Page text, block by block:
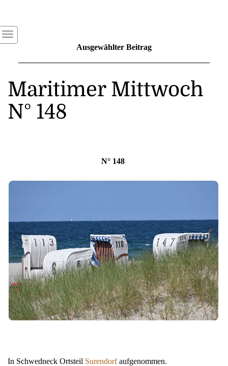
Ausgewählter Beitrag
Maritimer Mittwoch
N° 148
N° 148
In Schwedneck Ortsteil Surendorfaufgenommen.